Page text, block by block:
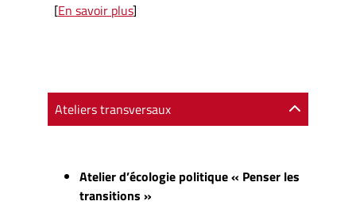
[En savoir plus]
Ateliers transversaux
Atelier d’écologie politique « Penser les
transitions »